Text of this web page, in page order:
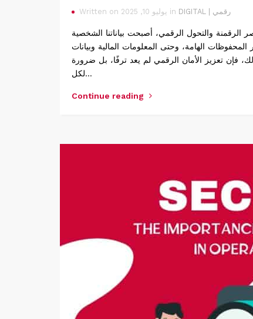
Written on يوليو 10, 2025 in DIGITAL | رقمي
والتحول الرقمي، أصبحت بياناتنا الشخصية
الهامة، وحتى المعلومات المالية وبيانات
فإن تعزيز الأمان الرقمي لم يعد ترفًا، بل ضرورة
لكل…
Continue reading